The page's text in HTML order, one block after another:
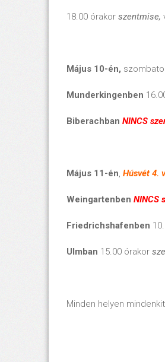
18.00 órakor szentmise,
Május 10-én,
Munderkingenben
Biberachban NINCS
Május 11-én, Húsvét 4.
Weingartenben NINCS
Friedrichshafenben
Ulmban 15.00 órakor
Minden helyen